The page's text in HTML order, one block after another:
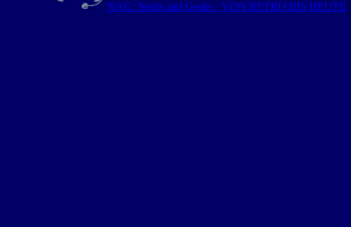
NAG: Nerds and Geeks · VON RETRO BIS HEUTE